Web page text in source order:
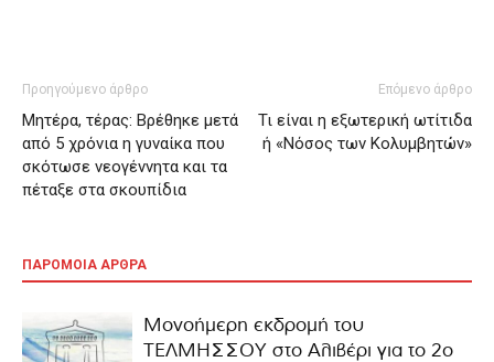
Προηγούμενο άρθρο
Μητέρα, τέρας: Βρέθηκε μετά
από 5 χρόνια η γυναίκα που
σκότωσε νεογέννητα και τα
πέταξε στα σκουπίδια
Επόμενο άρθρο
Τι είναι η εξωτερική ωτίτιδα
ή «Νόσος των Κολυμβητών»
ΠΑΡΟΜΟΙΑ ΑΡΘΡΑ
Μονοήμερη εκδρομή του
ΤΕΛΜΗΣΣΟΥ στο Αλιβέρι για το 2ο